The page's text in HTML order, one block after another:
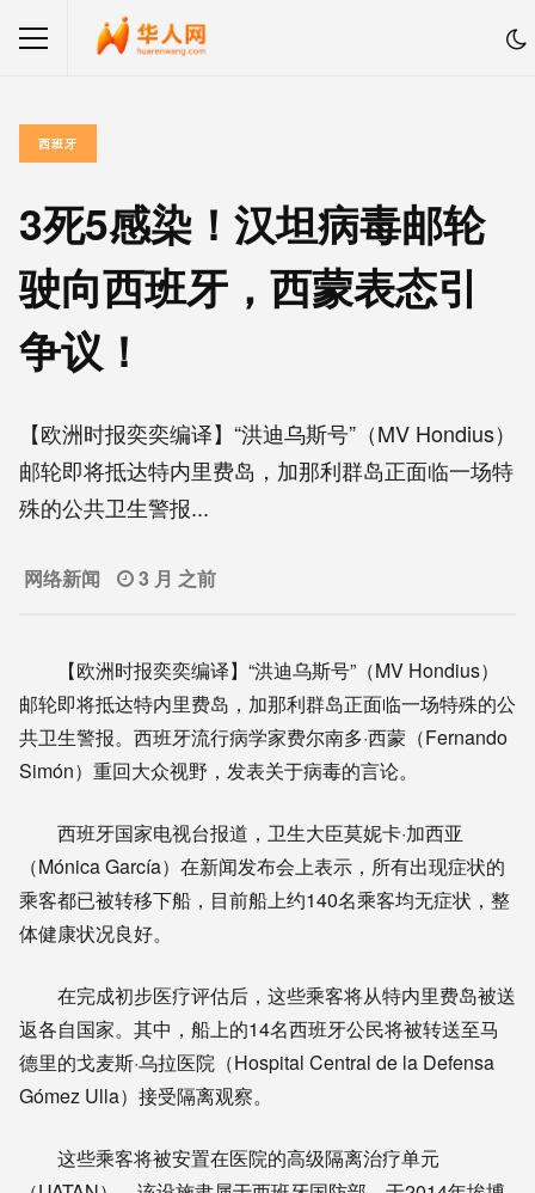
西班牙
3死5感染！汉坦病毒邮轮
驶向西班牙，西蒙表态引
争议！
【欧洲时报奕奕编译】“洪迪乌斯号”（MV Hondius）
邮轮即将抵达特内里费岛，加那利群岛正面临一场特
殊的公共卫生警报...
网络新闻 3 月 之前
【欧洲时报奕奕编译】“洪迪乌斯号”（MV Hondius）
邮轮即将抵达特内里费岛，加那利群岛正面临一场特殊的公
共卫生警报。西班牙流行病学家费尔南多·西蒙（Fernando
Simón）重回大众视野，发表关于病毒的言论。
西班牙国家电视台报道，卫生大臣莫妮卡·加西亚
（Mónica García）在新闻发布会上表示，所有出现症状的
乘客都已被转移下船，目前船上约140名乘客均无症状，整
体健康状况良好。
在完成初步医疗评估后，这些乘客将从特内里费岛被送
返各自国家。其中，船上的14名西班牙公民将被转送至马
德里的戈麦斯·乌拉医院（Hospital Central de la Defensa
Gómez Ulla）接受隔离观察。
这些乘客将被安置在医院的高级隔离治疗单元